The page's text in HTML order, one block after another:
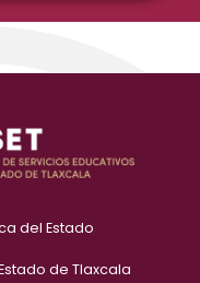
del Estado
de Tlaxcala